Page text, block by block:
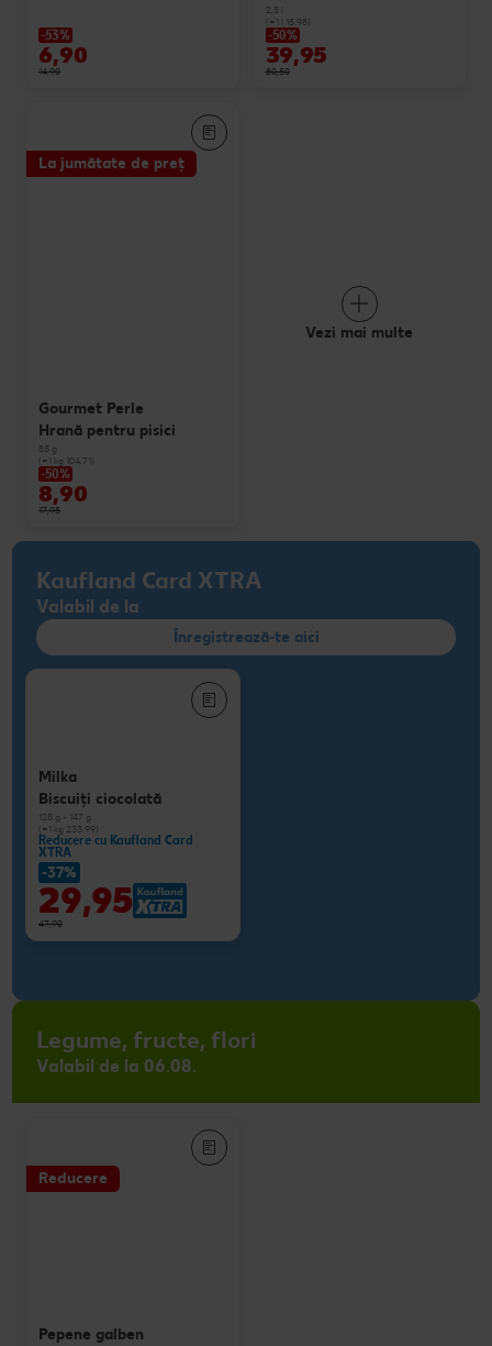
-53%
6,90
14,90
2,5 l
(=1 l 15.98)
-50%
39,95
80,50
La jumătate de preț
Gourmet Perle
Hrană pentru pisici
85 g
(=1 kg 104.71)
-50%
8,90
17,95
Vezi mai multe
Kaufland Card XTRA
Valabil de la
Înregistrează-te aici
Milka
Biscuiţi ciocolată
128 g - 147 g
(=1 kg 233.99)
Reducere cu Kaufland Card
XTRA
-37%
29,95
47,90
Legume, fructe, flori
Valabil de la 06.08.
Reducere
Pepene galben